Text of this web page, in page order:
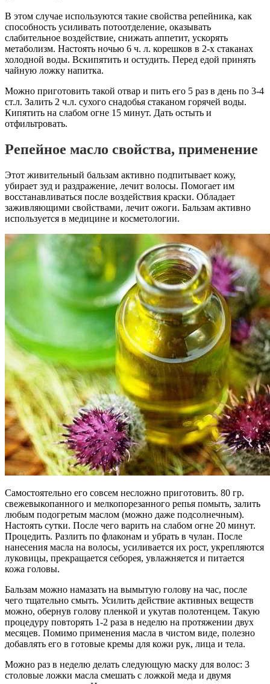
В этом случае используются такие свойства репейника, как
способность усиливать потоотделение, оказывать
слабительное воздействие, снижать аппетит, ускорять
метаболизм. Настоять ночью 6 ч. л. корешков в 2-х стаканах
холодной воды. Вскипятить и остудить. Перед едой принять
чайную ложку напитка.
Можно приготовить такой отвар и пить его 5 раз в день по 3-4
ст.л. Залить 2 ч.л. сухого снадобья стаканом горячей воды.
Кипятить на слабом огне 15 минут. Дать остыть и
отфильтровать.
Репейное масло свойства, применение
Этот живительный бальзам активно подпитывает кожу,
убирает зуд и раздражение, лечит волосы. Помогает им
восстанавливаться после воздействия краски. Обладает
заживляющими свойствами, лечит ожоги. Бальзам активно
используется в медицине и косметологии.
Самостоятельно его совсем несложно приготовить. 80 гр.
свежевыкопанного и мелкопорезанного репья помыть, залить
любым подогретым маслом (можно даже подсолнечным).
Настоять сутки. После чего варить на слабом огне 20 минут.
Процедить. Разлить по флаконам и убрать в чулан. После
нанесения масла на волосы, усиливается их рост, укрепляются
луковицы, прекращается себорея, увлажняется и питается
кожа головы.
Бальзам можно намазать на вымытую голову на час, после
чего тщательно смыть. Усилить действие активных веществ
можно, обернув голову пленкой и укутав полотенцем. Такую
процедуру повторять 1-2 раза в неделю на протяжении двух
месяцев. Помимо применения масла в чистом виде, полезно
добавлять его в готовые кремы для кожи рук, лица и тела.
Можно раз в неделю делать следующую маску для волос: 3
столовые ложки масла смешать с ложкой меда и двумя